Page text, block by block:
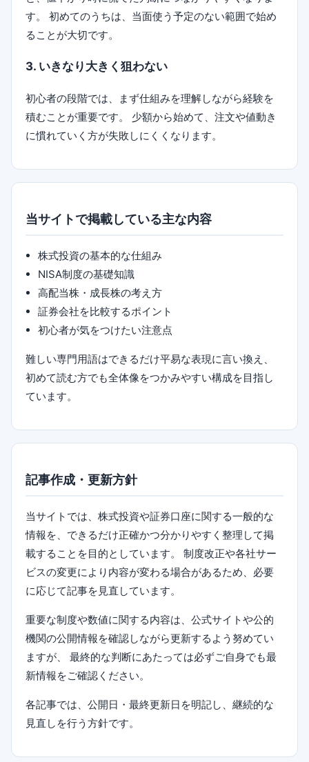
す。 初めてのうちは、当面使う予定のない範囲で始め
ることが大切です。
3. いきなり大きく狙わない
初心者の段階では、まず仕組みを理解しながら経験を
積むことが重要です。 少額から始めて、注文や値動き
に慣れていく方が失敗しにくくなります。
当サイトで掲載している主な内容
株式投資の基本的な仕組み
NISA制度の基礎知識
高配当株・成長株の考え方
証券会社を比較するポイント
初心者が気をつけたい注意点
難しい専門用語はできるだけ平易な表現に言い換え、
初めて読む方でも全体像をつかみやすい構成を目指し
ています。
記事作成・更新方針
当サイトでは、株式投資や証券口座に関する一般的な
情報を、できるだけ正確かつ分かりやすく整理して掲
載することを目的としています。 制度改正や各社サー
ビスの変更により内容が変わる場合があるため、必要
に応じて記事を見直しています。
重要な制度や数値に関する内容は、公式サイトや公的
機関の公開情報を確認しながら更新するよう努めてい
ますが、 最終的な判断にあたっては必ずご自身でも最
新情報をご確認ください。
各記事では、公開日・最終更新日を明記し、継続的な
見直しを行う方針です。